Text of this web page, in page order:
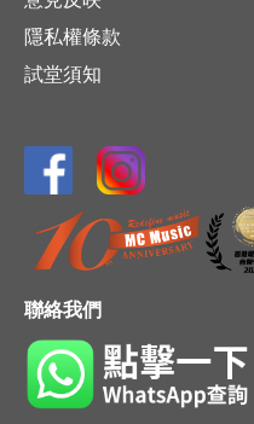
隱私權條款
試堂須知
聯絡我們